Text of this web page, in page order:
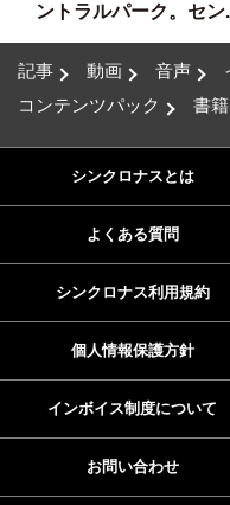
ントラルパーク。セン
記事 動画 音声
コンテンツパック
書籍
シンクロナスとは
よくある質問
シンクロナス利用規約
個人情報保護方針
インボイス制度について
お問い合わせ